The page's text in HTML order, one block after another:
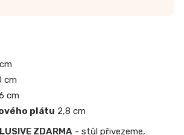
cm
cm
plátu 2,8 cm
ZDARMA - stůl přivezeme,